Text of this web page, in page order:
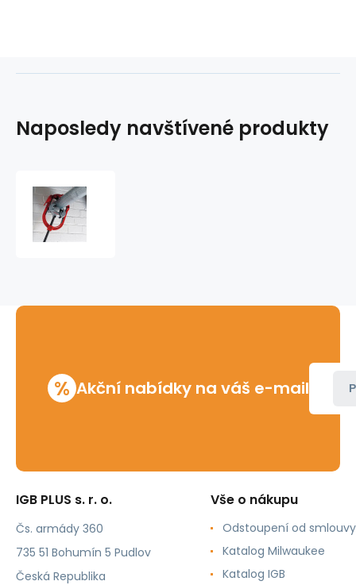
Naposledy navštívené produkty
% Akční nabídky na váš e-mail
IGB PLUS s. r. o.
Čs. armády 360
735 51 Bohumín 5 Pudlov
Česká Republika
Vše o nákupu
Odstoupení od smlouvy
Katalog Milwaukee
Katalog IGB